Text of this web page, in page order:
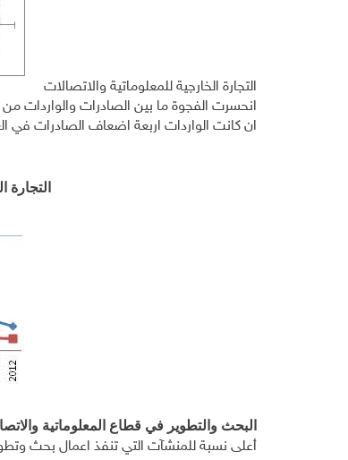
التجارة الخارجية للمعلوماتية والاتصالات
ان كانت الواردات اربعة اضعاف الصادرات في العام 2000، وذلك حسب احصاءات التجارة
التجارة
البحث والتطوير في قطاع المعلوماتية
أعلى نسبة للمنشآت التي تنفذ اعمال بحث